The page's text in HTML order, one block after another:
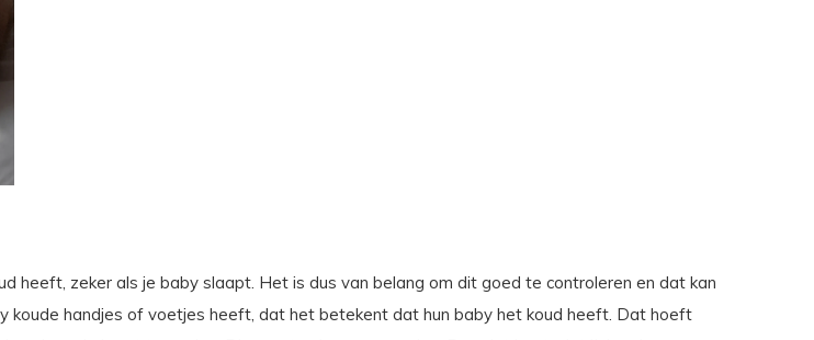
heeft, zeker als je baby slaapt. Het is dus van belang om dit goed te controleren en dat kan
koude handjes of voetjes heeft, dat het betekent dat hun baby het koud heeft. Dat hoeft